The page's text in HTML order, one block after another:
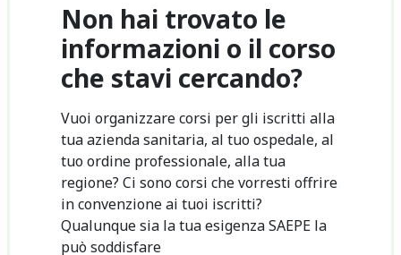
Non hai trovato le
informazioni o il corso
che stavi cercando?
Vuoi organizzare corsi per gli iscritti alla
tua azienda sanitaria, al tuo ospedale, al
tuo ordine professionale, alla tua
regione? Ci sono corsi che vorresti offrire
in convenzione ai tuoi iscritti?
Qualunque sia la tua esigenza SAEPE la
può soddisfare